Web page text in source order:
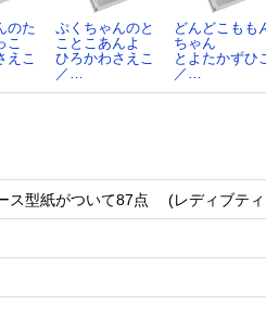
のた
こ
えこ
ぷくちゃんのと
ことこあんよ
ひろかわさえこ
／…
どんどこもも
ちゃん
とよたかずひ
／…
ス型紙がついて87点 (レディブティ